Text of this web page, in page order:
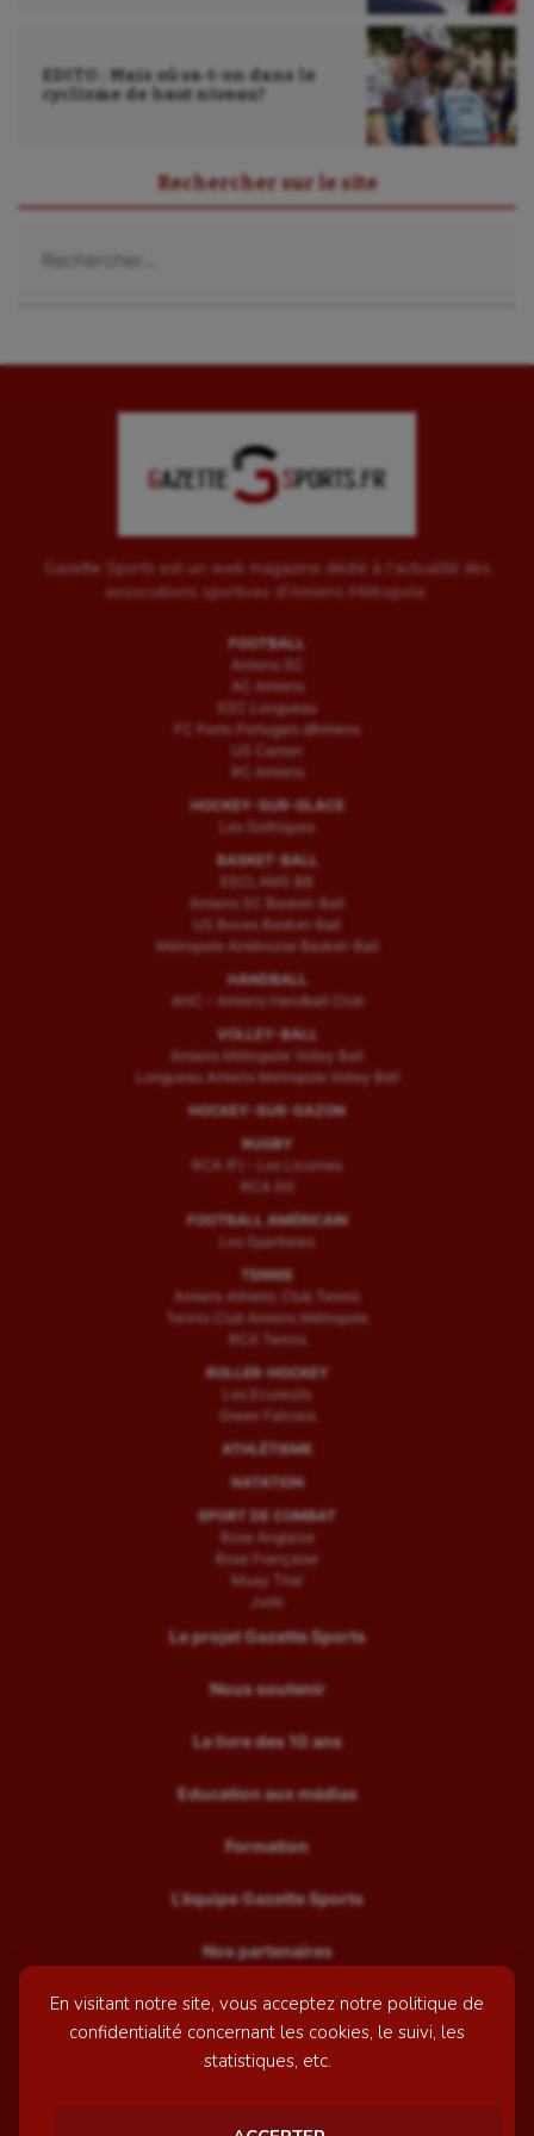
En visitant notre site, vous acceptez notre politique de
confidentialité concernant les cookies, le suivi, les
statistiques, etc.
EDITO : Mais où va-t-on dans le
cyclisme de haut niveau?
Rechercher sur le site
Gazette Sports est un web magazine dédié à l'actualité des
associations sportives d'Amiens Métropole.
FOOTBALL
Amiens SC
AC Amiens
ESC Longueau
FC Porto Portugais d’Amiens
US Camon
RC Amiens
HOCKEY-SUR-GLACE
Les Gothiques
BASKET-BALL
ESCLAMS BB
Amiens SC Basket-Ball
US Boves Basket-Ball
Métropole Amiénoise Basket-Ball
HANDBALL
AHC – Amiens Handball Club
VOLLEY-BALL
Amiens Métropole Volley Ball
Longueau Amiens Metropole Volley Ball
HOCKEY-SUR-GAZON
RUGBY
RCA (F) – Les Licornes
RCA (H)
FOOTBALL AMÉRICAIN
Les Spartiates
TENNIS
Amiens Athletic Club Tennis
Tennis Club Amiens Métropole
RCA Tennis
ROLLER-HOCKEY
Les Ecureuils
Green Falcons
ATHLÉTISME
NATATION
SPORT DE COMBAT
Boxe Anglaise
Boxe Française
Muay Thaï
Judo
Le projet Gazette Sports
Nous soutenir
Le livre des 10 ans
Education aux médias
Formation
L’équipe Gazette Sports
Nos partenaires
Recrutement
Mentions légales